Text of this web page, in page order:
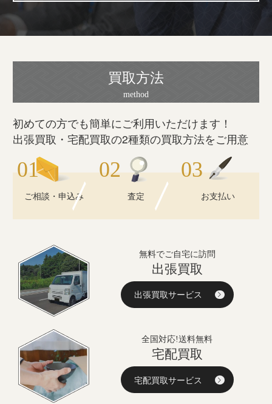
買取方法
初めての方でも簡単にご利用いただけます！
出張買取・宅配買取の2種類の買取方法をご用意
ご相談・申込み 査定 お支払い
無料でご自宅に訪問
出張買取
出張買取サービス
全国対応!送料無料
宅配買取
宅配買取サービス